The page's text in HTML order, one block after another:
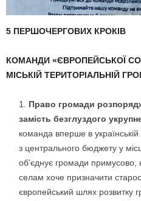
5 ПЕРШОЧЕРГОВИХ КРОКІВ
КОМАНДИ «ЄВРОПЕЙСЬКОЇ
МІСЬКІЙ ТЕРИТОРІАЛЬНІЙ
Право громади
замість безглуздого
команда вперше в українській
з центрального бюджету у
об’єднує громади
селам хоче призначити
європейський шлях розвитку